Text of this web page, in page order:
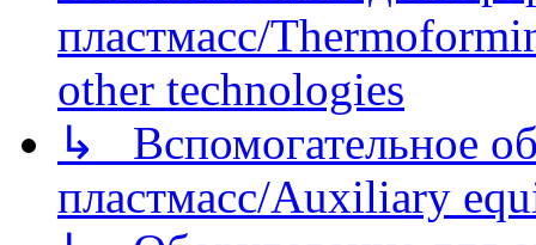
пластмасс/
other technologies
↳ Вспомогательное
пластмасс/Auxiliary